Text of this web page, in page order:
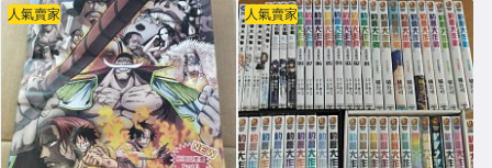
人氣賣家 人氣賣家